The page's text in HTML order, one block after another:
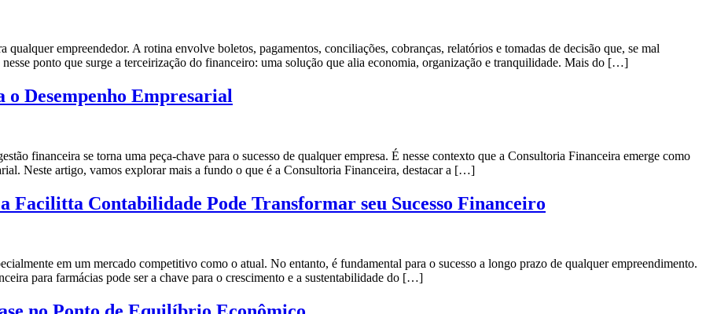
empreendedor. A rotina envolve boletos, pagamentos, conciliações, cobranças, relatórios e tomadas de decisão que, se mal
ponto que surge a terceirização do financeiro: uma solução que alia economia, organização e tranquilidade. Mais do […]
Desempenho Empresarial
financeira se torna uma peça-chave para o sucesso de qualquer empresa. É nesse contexto que a Consultoria Financeira emerge como
Neste artigo, vamos explorar mais a fundo o que é a Consultoria Financeira, destacar a […]
Facilitta Contabilidade Pode Transformar seu Sucesso Financeiro
em um mercado competitivo como o atual. No entanto, é fundamental para o sucesso a longo prazo de qualquer empreendimento.
para farmácias pode ser a chave para o crescimento e a sustentabilidade do […]